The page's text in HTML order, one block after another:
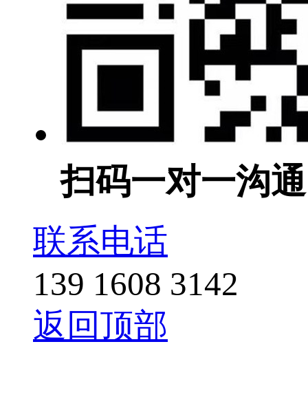
扫码一对一沟通
联系电话
139 1608 3142
返回顶部